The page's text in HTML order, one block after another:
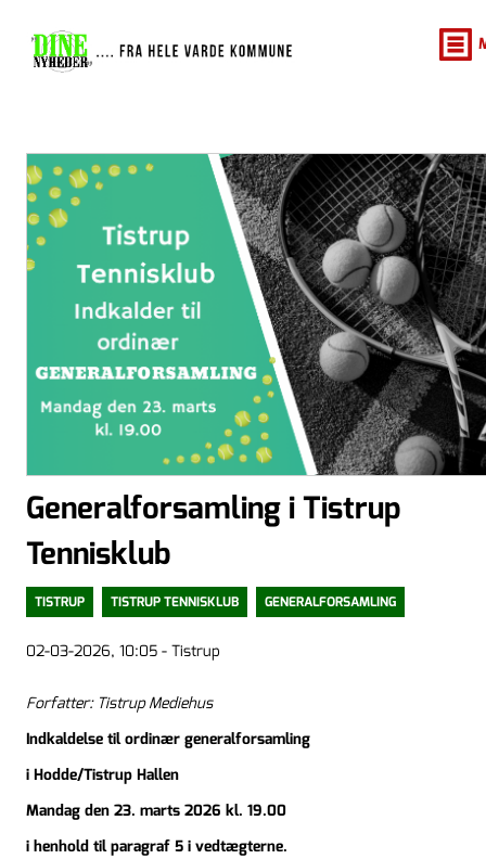
Generalforsamling i Tistrup
Tennisklub
TISTRUP TISTRUP TENNISKLUB GENERALFORSAMLING
02-03-2026, 10:05 - Tistrup
Forfatter: Tistrup Mediehus
Indkaldelse til ordinær generalforsamling
i Hodde/Tistrup Hallen
Mandag den 23. marts 2026 kl. 19.00
i henhold til paragraf 5 i vedtægterne.